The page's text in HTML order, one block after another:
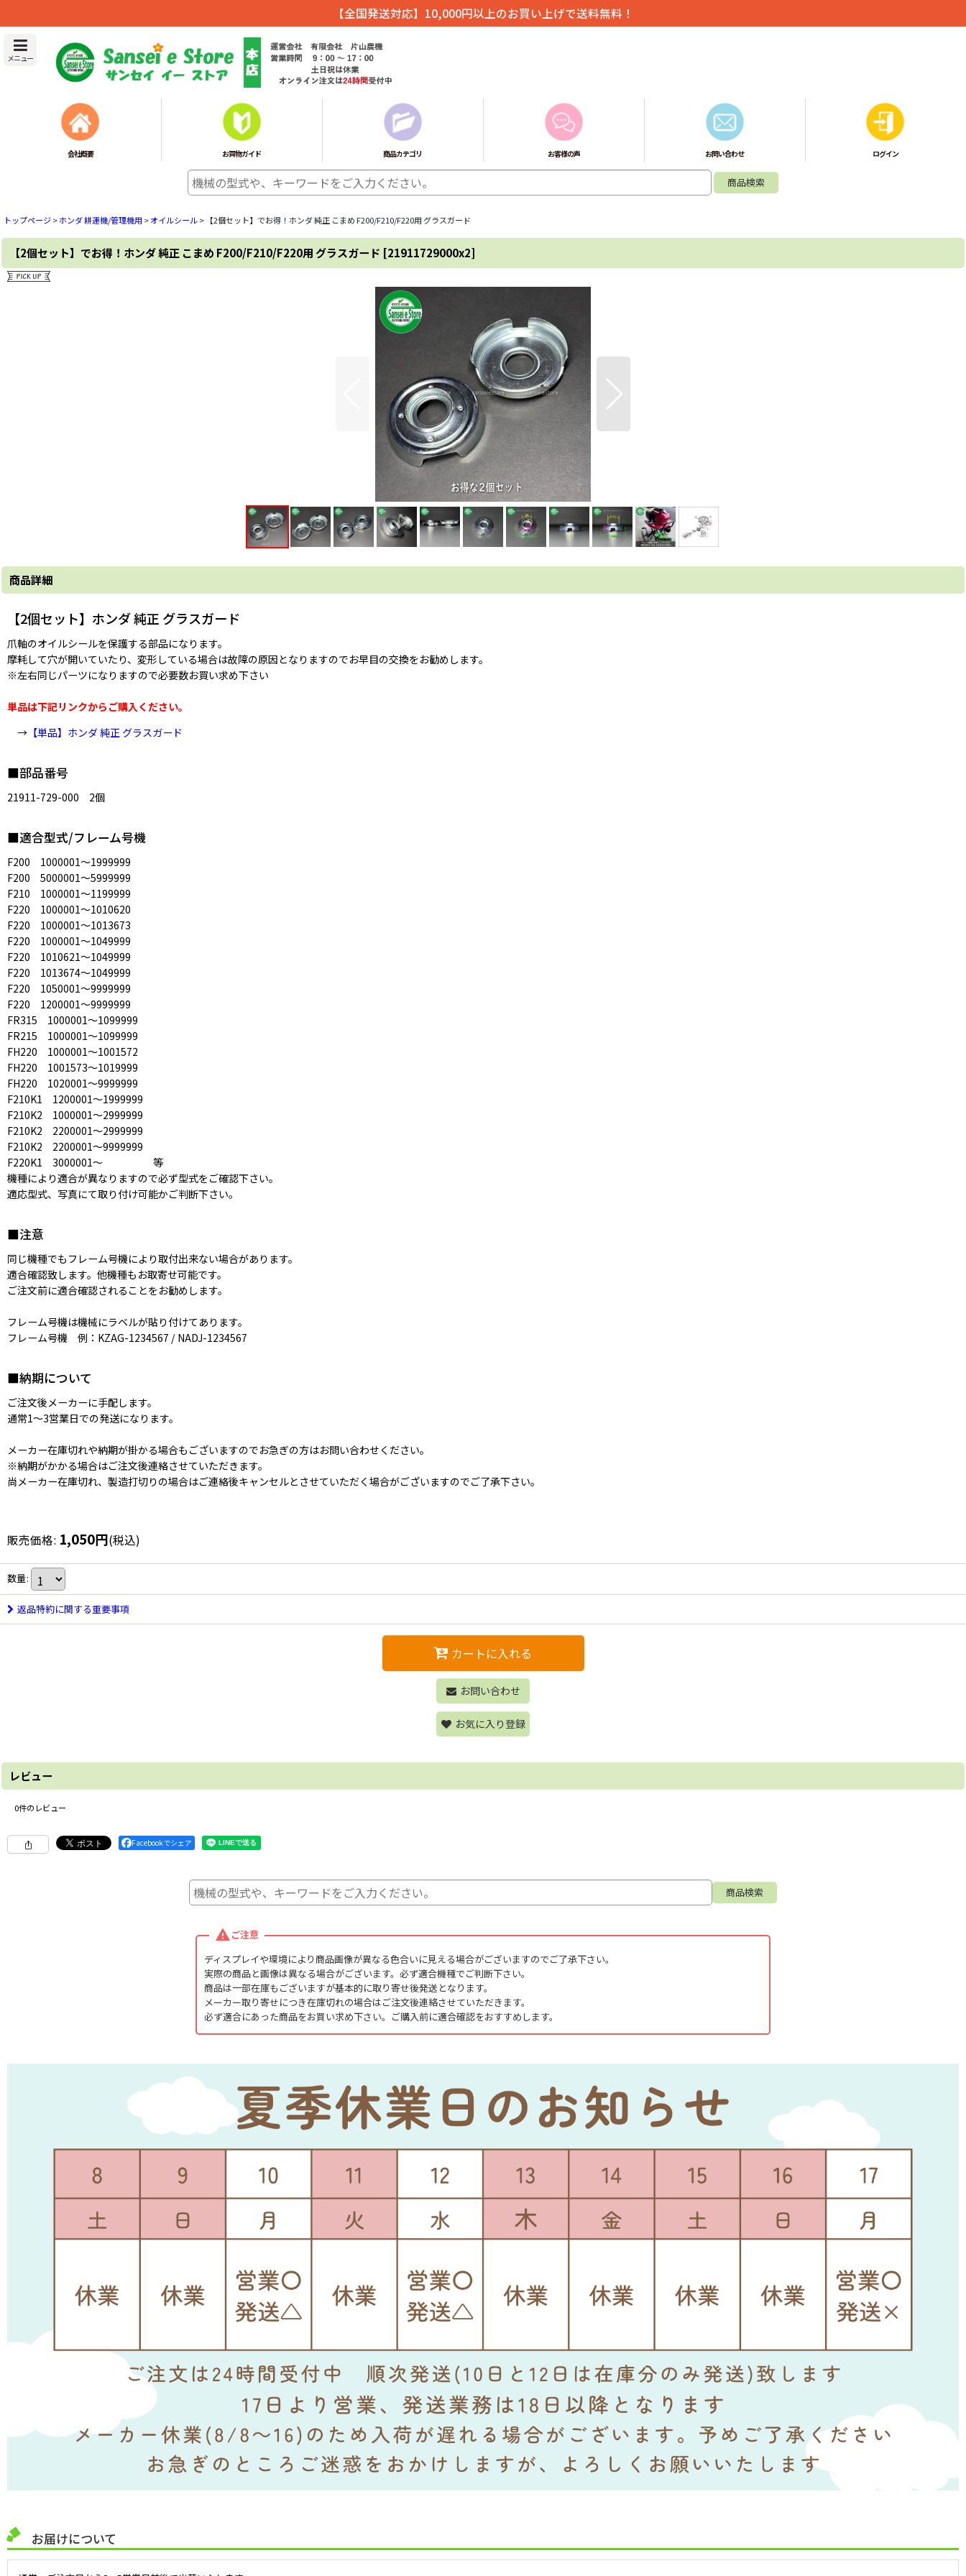
【全国発送対応】10,000円以上のお買い上げで送料無料！
メニュー
会社概要 お買物ガイド 商品カテゴリ お客様の声 お問い合わせ ログイン
トップページ>ホンダ 耕運機/管理機用 >オイルシール> 【2個セット】でお得！ホンダ 純正 こまめ F200/F210/F220用 グラスガード
【2個セット】でお得！ホンダ 純正 こまめ F200/F210/F220用 グラスガード [21911729000x2]
商品詳細
【2個セット】ホンダ 純正 グラスガード
爪軸のオイルシールを保護する部品になります。
摩耗して穴が開いていたり、変形している場合は故障の原因となりますのでお早目の交換をお勧めします。
※左右同じパーツになりますので必要数お買い求め下さい
単品は下記リンクからご購入ください。
→ 【単品】ホンダ 純正 グラスガード
■部品番号
21911-729-000 2個
■適合型式/フレーム号機
F200 1000001〜1999999
F200 5000001〜5999999
F210 1000001〜1199999
F220 1000001〜1010620
F220 1000001〜1013673
F220 1000001〜1049999
F220 1010621〜1049999
F220 1013674〜1049999
F220 1050001〜9999999
F220 1200001〜9999999
FR315 1000001〜1099999
FR215 1000001〜1099999
FH220 1000001〜1001572
FH220 1001573〜1019999
FH220 1020001〜9999999
F210K1 1200001〜1999999
F210K2 1000001〜2999999
F210K2 2200001〜2999999
F210K2 2200001〜9999999
F220K1 3000001〜 等
機種により適合が異なりますので必ず型式をご確認下さい。
適応型式、写真にて取り付け可能かご判断下さい。
■注意
同じ機種でもフレーム号機により取付出来ない場合があります。
適合確認致します。他機種もお取寄せ可能です。
ご注文前に適合確認されることをお勧めします。
フレーム号機は機械にラベルが貼り付けてあります。
フレーム号機 例：KZAG-1234567 / NADJ-1234567
■納期について
ご注文後メーカーに手配します。
通常1〜3営業日での発送になります。
メーカー在庫切れや納期が掛かる場合もございますのでお急ぎの方はお問い合わせください。
※納期がかかる場合はご注文後連絡させていただきます。
尚メーカー在庫切れ、製造打切りの場合はご連絡後キャンセルとさせていただく場合がございますのでご了承下さい。
販売価格: 1,050円(税込)
数量:
返品特約に関する重要事項
カートに入れる
お問い合わせ
お気に入り登録
レビュー
0件のレビュー
Facebookでシェア
ご注意
ディスプレイや環境により商品画像が異なる色合いに見える場合がございますのでご了承下さい。
実際の商品と画像は異なる場合がございます。必ず適合機種でご判断下さい。
商品は一部在庫もございますが基本的に取り寄せ後発送となります。
メーカー取り寄せにつき在庫切れの場合はご注文後連絡させていただきます。
必ず適合にあった商品をお買い求め下さい。ご購入前に適合確認をおすすめします。
お届けについて